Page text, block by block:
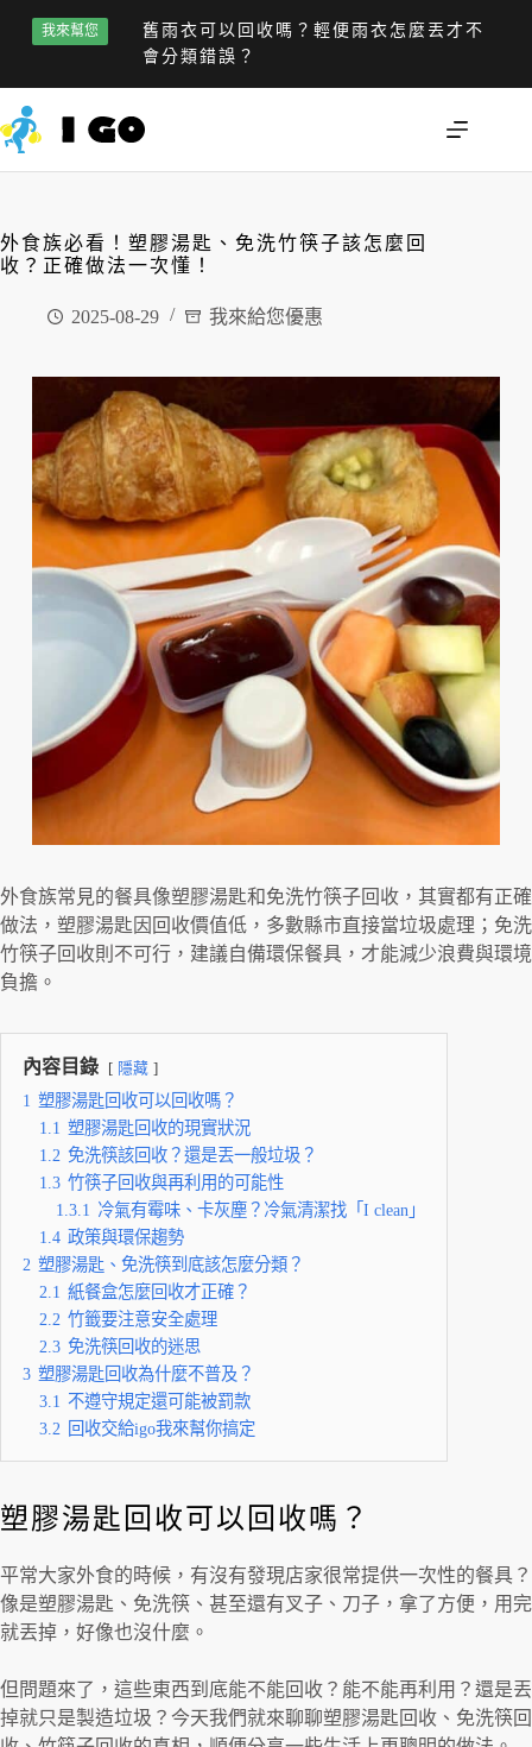
我來幫您
舊雨衣可以回收嗎？輕便雨衣怎麼丟才不
會分類錯誤？
外食族必看！塑膠湯匙、免洗竹筷子該怎麼回
收？正確做法一次懂！
2025-08-29 我來給您優惠
外食族常見的餐具像塑膠湯匙和免洗竹筷子回收，其實都有正確
做法，塑膠湯匙因回收價值低，多數縣市直接當垃圾處理；免洗
竹筷子回收則不可行，建議自備環保餐具，才能減少浪費與環境
負擔。
內容目錄 隱藏
1 塑膠湯匙回收可以回收嗎？
1.1 塑膠湯匙回收的現實狀況
1.2 免洗筷該回收？還是丟一般垃圾？
1.3 竹筷子回收與再利用的可能性
1.3.1 冷氣有霉味、卡灰塵？冷氣清潔找「I clean」
1.4 政策與環保趨勢
2 塑膠湯匙、免洗筷到底該怎麼分類？
2.1 紙餐盒怎麼回收才正確？
2.2 竹籤要注意安全處理
2.3 免洗筷回收的迷思
3 塑膠湯匙回收為什麼不普及？
3.1 不遵守規定還可能被罰款
3.2
回收交給igo我來幫你搞定
塑膠湯匙回收可以回收嗎？
平常大家外食的時候，有沒有發現店家很常提供一次性的餐具？
像是塑膠湯匙、免洗筷、甚至還有叉子、刀子，拿了方便，用完
就丟掉，好像也沒什麼。
但問題來了，這些東西到底能不能回收？能不能再利用？還是丟
掉就只是製造垃圾？今天我們就來聊聊塑膠湯匙回收、免洗筷回